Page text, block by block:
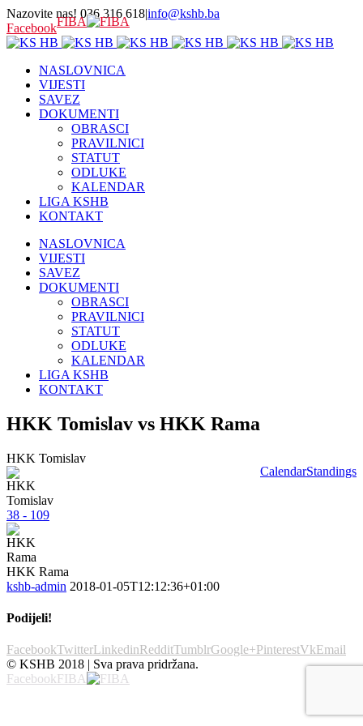
Nazovite nas! 036 316 618|info@kshb.ba
FacebookFIBA
NASLOVNICA
VIJESTI
SAVEZ
DOKUMENTI
OBRASCI
PRAVILNICI
STATUT
ODLUKE
KALENDAR
LIGA KSHB
KONTAKT
NASLOVNICA
VIJESTI
SAVEZ
DOKUMENTI
OBRASCI
PRAVILNICI
STATUT
ODLUKE
KALENDAR
LIGA KSHB
KONTAKT
HKK Tomislav vs HKK Rama
CalendarStandings
HKK Tomislav
38 - 109
HKK Rama
kshb-admin 2018-01-05T12:12:36+01:00
Podijeli!
FacebookTwitterLinkedinRedditTumblrGoogle+PinterestVkEmail
© KSHB 2018 | Sva prava pridržana.
FacebookFIBA